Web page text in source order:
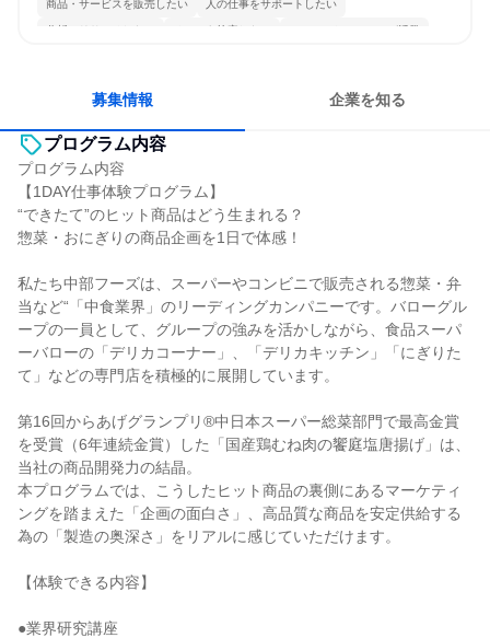
商品・サービスを販売したい 人の仕事をサポートしたい
分析・リサーチしたい チームを統率したい コミュニケーションが活発
募集情報 企業を知る
プログラム内容
プログラム内容
【1DAY仕事体験プログラム】
“できたて”のヒット商品はどう生まれる？
惣菜・おにぎりの商品企画を1日で体感！
私たち中部フーズは、スーパーやコンビニで販売される惣菜・弁
当など“「中食業界」のリーディングカンパニーです。バローグル
ープの一員として、グループの強みを活かしながら、食品スーパ
ーバローの「デリカコーナー」、「デリカキッチン」「にぎりた
て」などの専門店を積極的に展開しています。
第16回からあげグランプリ®中日本スーパー総菜部門で最高金賞
を受賞（6年連続金賞）した「国産鶏むね肉の饗庭塩唐揚げ」は、
当社の商品開発力の結晶。
本プログラムでは、こうしたヒット商品の裏側にあるマーケティ
ングを踏まえた「企画の面白さ」、高品質な商品を安定供給する
為の「製造の奥深さ」をリアルに感じていただけます。
【体験できる内容】
●業界研究講座